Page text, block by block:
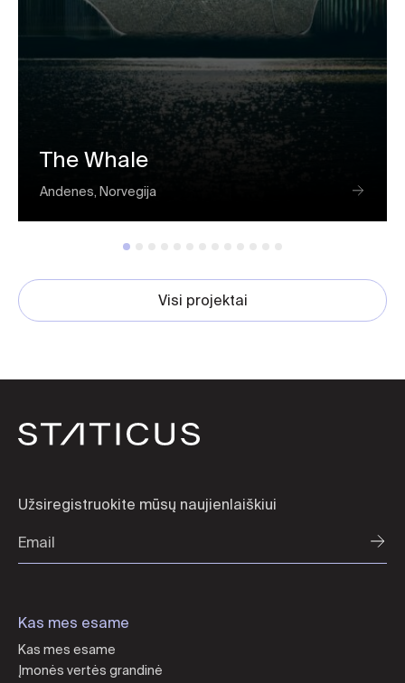
The Whale
Andenes, Norvegija
Visi projektai
Užsiregistruokite mūsų naujienlaiškiui
Kas mes esame
Kas mes esame
Įmonės vertės grandinė